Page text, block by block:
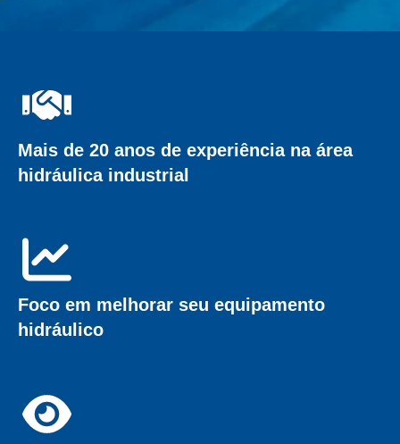
Mais de 20 anos de experiência na área
hidráulica industrial
Foco em melhorar seu equipamento
hidráulico